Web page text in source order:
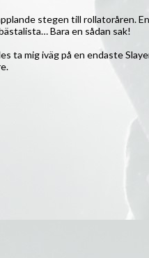
stegen till rollatoråren.
Bara en sådan sak!
ta mig iväg på en endaste